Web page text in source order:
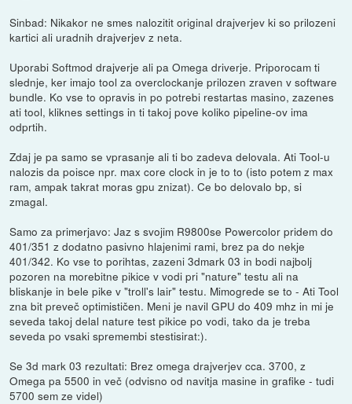
Sinbad: Nikakor ne smes nalozitit original drajverjev ki so prilozeni
kartici ali uradnih drajverjev z neta.
Uporabi Softmod drajverje ali pa Omega driverje. Priporocam ti
slednje, ker imajo tool za overclockanje prilozen zraven v software
bundle. Ko vse to opravis in po potrebi restartas masino, zazenes
ati tool, kliknes settings in ti takoj pove koliko pipeline-ov ima
odprtih.
Zdaj je pa samo se vprasanje ali ti bo zadeva delovala. Ati Tool-u
nalozis da poisce npr. max core clock in je to to (isto potem z max
ram, ampak takrat moras gpu znizat). Ce bo delovalo bp, si
zmagal.
Samo za primerjavo: Jaz s svojim R9800se Powercolor pridem do
401/351 z dodatno pasivno hlajenimi rami, brez pa do nekje
401/342. Ko vse to porihtas, zazeni 3dmark 03 in bodi najbolj
pozoren na morebitne pikice v vodi pri "nature" testu ali na
bliskanje in bele pike v "troll's lair" testu. Mimogrede se to - Ati Tool
zna bit preveč optimističen. Meni je navil GPU do 409 mhz in mi je
seveda takoj delal nature test pikice po vodi, tako da je treba
seveda po vsaki spremembi stestisirat:).
Se 3d mark 03 rezultati: Brez omega drajverjev cca. 3700, z
Omega pa 5500 in več (odvisno od navitja masine in grafike - tudi
5700 sem ze videl)